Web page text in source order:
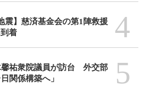
震】慈済基金会の第1陣救援
着
4
馨祐衆院議員が訪台 外交部
関係構築へ」
5